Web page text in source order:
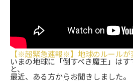
【※超緊急速報※】地球のルールが
いまの地球に「倒すべき魔王」はす
と、
最近、ある方からお聞きしました。